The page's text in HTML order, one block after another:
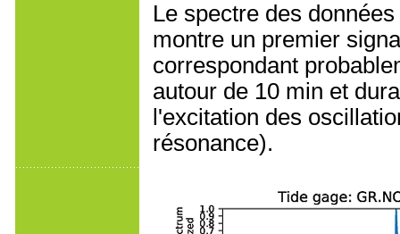
Le spectre des
montre un premier
correspondant
autour de 10 min et
l'excitation des
résonance).